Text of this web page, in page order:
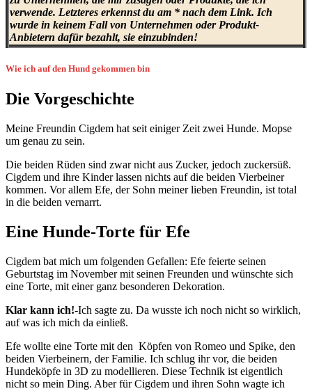
verwende. Letzteres erkennst du am * nach dem Link. Ich
wurde in keinem Fall von Unternehmen oder Produkt-
Anbietern dafür bezahlt, sie einzubinden!
Wie ich auf den Hund gekommen bin
Die Vorgeschichte
Meine Freundin Cigdem hat seit einiger Zeit zwei Hunde. Mopse
um genau zu sein.
Die beiden Rüden sind zwar nicht aus Zucker, jedoch zuckersüß.
Cigdem und ihre Kinder lassen nichts auf die beiden Vierbeiner
kommen. Vor allem Efe, der Sohn meiner lieben Freundin, ist total
in die beiden vernarrt.
Eine Hunde-Torte für Efe
Cigdem bat mich um folgenden Gefallen: Efe feierte seinen
Geburtstag im November mit seinen Freunden und wünschte sich
eine Torte, mit einer ganz besonderen Dekoration.
Klar kann ich!-Ich sagte zu. Da wusste ich noch nicht so wirklich,
auf was ich mich da einließ.
Efe wollte eine Torte mit den Köpfen von Romeo und Spike, den
beiden Vierbeinern, der Familie. Ich schlug ihr vor, die beiden
Hundeköpfe in 3D zu modellieren. Diese Technik ist eigentlich
nicht so mein Ding. Aber für Cigdem und ihren Sohn wagte ich